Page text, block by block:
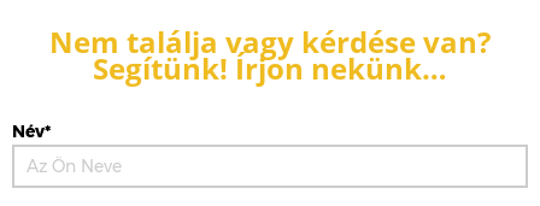
Nem találja vagy kérdése van?
Segítünk! Írjon nekünk…
Név*